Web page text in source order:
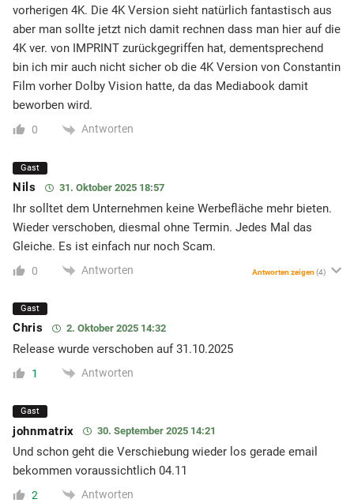
vorherigen 4K. Die 4K Version sieht natürlich fantastisch aus
aber man sollte jetzt nich damit rechnen dass man hier auf die
4K ver. von IMPRINT zurückgegriffen hat, dementsprechend
bin ich mir auch nicht sicher ob die 4K Version von Constantin
Film vorher Dolby Vision hatte, da das Mediabook damit
beworben wird.
0 Antworten
Gast
Nils 31. Oktober 2025 18:57
Ihr solltet dem Unternehmen keine Werbefläche mehr bieten.
Wieder verschoben, diesmal ohne Termin. Jedes Mal das
Gleiche. Es ist einfach nur noch Scam.
0 Antworten Antworten zeigen (4)
Gast
Chris 2. Oktober 2025 14:32
Release wurde verschoben auf 31.10.2025
1 Antworten
Gast
johnmatrix 30. September 2025 14:21
Und schon geht die Verschiebung wieder los gerade email
bekommen voraussichtlich 04.11
2 Antworten